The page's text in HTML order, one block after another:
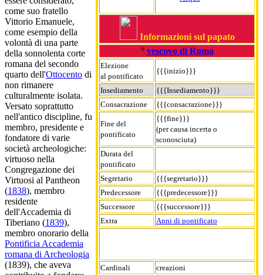
Informazioni sul papato
° vescovo di Roma
Elezione
al pontificato
{{{inizio}}}
Insediamento
{{{Insediamento}}}
Consacrazione
{{{consacrazione}}}
Fine del
pontificato
{{{fine}}}
(per causa incerta o
sconosciuta)
Durata del
pontificato
Segretario
{{{segretario}}}
Predecessore
{{{predecessore}}}
Successore
{{{successore}}}
Extra
Anni di pontificato
Cardinali
creazioni
come suo fratello
Vittorio Emanuele,
come esempio della
volontà di una parte
della sonnolenta corte
romana del secondo
quarto dell'Ottocento di
non rimanere
culturalmente isolata.
Versato soprattutto
nell'antico discipline, fu
membro, presidente e
fondatore di varie
società archeologiche:
virtuoso nella
Congregazione dei
Virtuosi al Pantheon
(1838), membro
residente
dell'Accademia di
Tiberiano (1839),
membro onorario della
Pontificia Accademia
romana di Archeologia
(1839), che aveva